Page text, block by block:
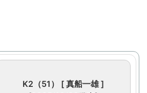
K2（51） [ 真船一雄 ]